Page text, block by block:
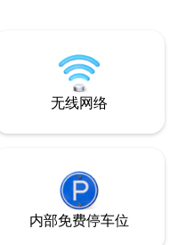
无线网络
内部免费停车位